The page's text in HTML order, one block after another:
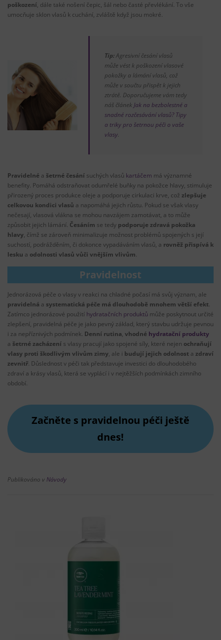
poškození, dále také nošení čepic, šál nebo časté převlékání. To vše
umocňuje sklon vlasů k cuchání, zvláště když jsou mokré.
Tip:Agresivní česání vlasů
může vést k poškození vlasové
pokožky a lámání vlasů, což
může v součtu přispět k jejich
ztrátě. Doporučujeme vám tedy
náš článekJak na bezbolestné a
snadné rozčesávání vlasů? Tipy
a triky pro šetrnou péči o vaše
vlasy.
Pravidelné a šetrné česání suchých vlasů kartáčem má významné
benefity. Pomáhá odstraňovat odumřelé buňky na pokožce hlavy, stimuluje
přirozený proces produkce oleje a podporuje cirkulaci krve, což zlepšuje
celkovou kondici vlasů a napomáhá jejich růstu. Pokud se však vlasy
nečesají, vlasová vlákna se mohou navzájem zamotávat, a to může
způsobit jejich lámání. Česáním se tedy podporuje zdravá pokožka
hlavy, čímž se zároveň minimalizuje možnost problémů spojených s její
suchostí, podrážděním, či dokonce vypadáváním vlasů, a rovněž přispívá k
lesku a odolnosti vlasů vůči vnějším vlivům.
Pravidelnost
Jednorázová péče o vlasy v reakci na chladné počasí má svůj význam, ale
pravidelná a systematická péče má dlouhodobě mnohem větší efekt.
Zatímco jednorázové použití hydratačních produktů může poskytnout určité
zlepšení, pravidelná péče je jako pevný základ, který stavbu udržuje pevnou
i za nepříznivých podmínek. Denní rutina, vhodné hydratační produkty
a šetrné zacházení s vlasy pracují jako spojené síly, které nejen ochraňují
vlasy proti škodlivým vlivům zimy, ale i budují jejich odolnost a zdraví
zevnitř. Důslednost v péči tak představuje investici do dlouhodobého
zdraví a krásy vlasů, která se vyplácí i v nejtěžších podmínkách zimního
období.
Začněte s pravidelnou péči ještě
dnes!
Publikováno v Návody